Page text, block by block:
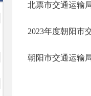
北票市交通运输
2023年度朝阳市
朝阳市交通运输